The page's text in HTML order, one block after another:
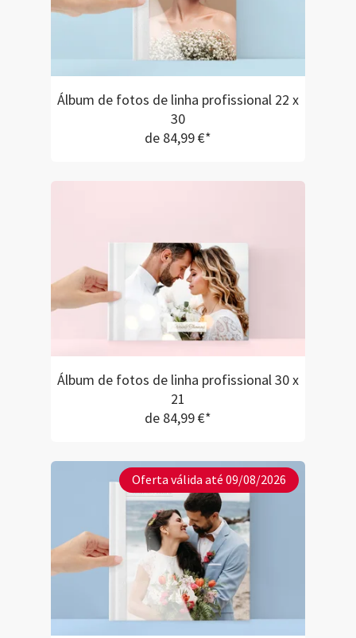
Álbum de fotos de linha profissional 22 x
30
de 84,99 €*
Álbum de fotos de linha profissional 30 x
21
de 84,99 €*
Oferta válida até 09/08/2026